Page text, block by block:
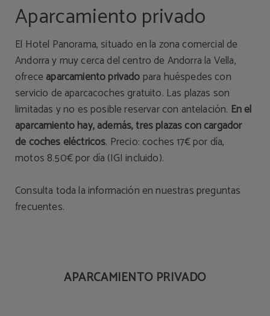
Aparcamiento privado
El Hotel Panorama, situado en la zona comercial de
Andorra y muy cerca del centro de Andorra la Vella,
ofrece aparcamiento privadopara huéspedes con
servicio de aparcacoches gratuito. Las plazas son
limitadas y no es posible reservar con antelación. En el
aparcamiento hay, además, tres plazas con cargador
de coches eléctricos. Precio: coches 17€ por día,
motos 8.50€ por día (IGI incluido).
Consulta toda la información en nuestraspreguntas
frecuentes.
APARCAMIENTO PRIVADO